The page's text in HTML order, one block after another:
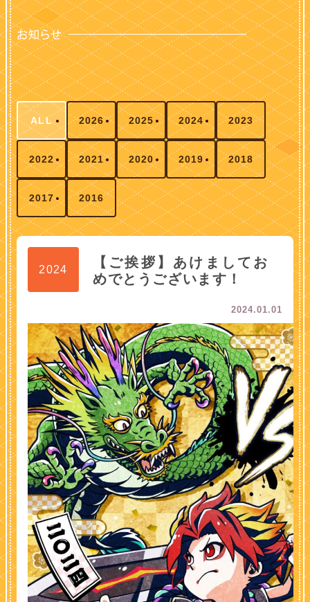
ALL 2026 2025 2024 2023
2022 2021 2020 2019 2018
2017 2016
2024
【ご挨拶】あけましてお
めでとうございます！
2024.01.01